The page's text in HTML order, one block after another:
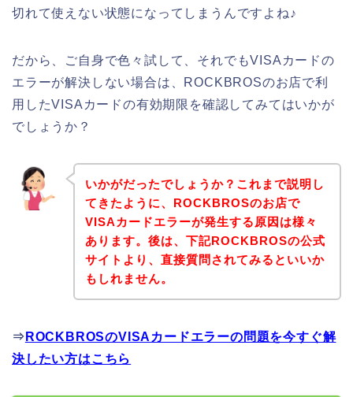
切れて使えない状態になってしまうんですよね♪
だから、ご自身で色々試して、それでもVISAカードの
エラーが解決しない場合は、ROCKBROSのお店で利
用したVISAカードの有効期限を確認してみてはいかが
でしょうか？
いかがだったでしょうか？これまで説明し
てきたように、ROCKBROSのお店で
VISAカードエラーが発生する原因は様々
あります。後は、下記ROCKBROSの公式
サイトより、直接質問されてみるといいか
もしれません。
⇒ ROCKBROSのVISAカードエラーの問題を今すぐ解
決したい方はこちら